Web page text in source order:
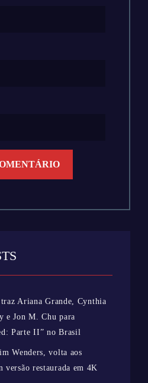
Ariana Grande, Cynthia
e Jon M. Chu para
Parte II” no Brasil
Wenders, volta aos
versão restaurada em 4K